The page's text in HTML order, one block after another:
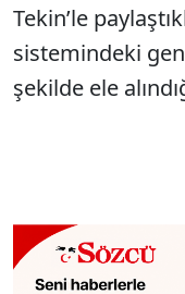
Tekin’le
sistemindeki
şekilde ele